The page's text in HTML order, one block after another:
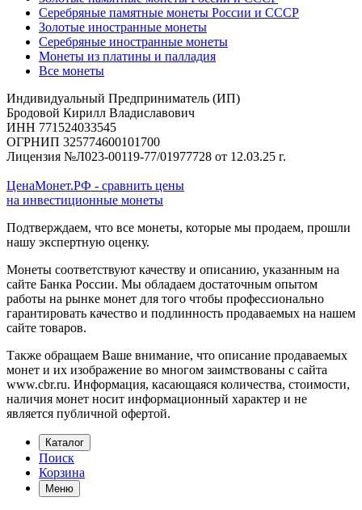
Серебряные памятные монеты России и СССР
Золотые иностранные монеты
Серебряные иностранные монеты
Монеты из платины и палладия
Все монеты
Индивидуальный Предприниматель (ИП)
Бродовой Кирилл Владиславович
ИНН 771524033545
ОГРНИП 325774600101700
Лицензия №Л023-00119-77/01977728 от 12.03.25 г.
ЦенаМонет.РФ - сравнить цены
на инвестиционные монеты
Подтверждаем, что все монеты, которые мы продаем, прошли
нашу экспертную оценку.
Монеты соответствуют качеству и описанию, указанным на
сайте Банка России. Мы обладаем достаточным опытом
работы на рынке монет для того чтобы профессионально
гарантировать качество и подлинность продаваемых на нашем
сайте товаров.
Также обращаем Ваше внимание, что описание продаваемых
монет и их изображение во многом заимствованы с сайта
www.cbr.ru. Информация, касающаяся количества, стоимости,
наличия монет носит информационный характер и не
является публичной офертой.
Каталог
Поиск
Корзина
Меню